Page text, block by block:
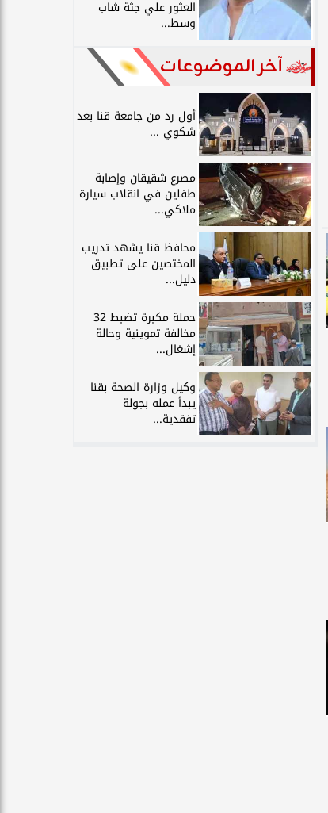
العثور علي جثة شاب
وسط...
آخر الموضوعات
أول رد من جامعة قنا بعد
شكوي ...
مصرع شقيقان وإصابة
طفلين في انقلاب سيارة
ملاكي...
محافظ قنا يشهد تدريب
المختصين على تطبيق
دليل...
حملة مكبرة تضبط 32
مخالفة تموينية وحالة
إشغال...
وكيل وزارة الصحة بقنا
يبدأ عمله بجولة
تفقدية...